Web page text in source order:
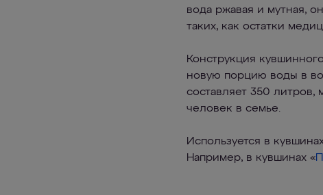
вода ржавая и мутная,
таких, как остатки
Конструкция
новую порцию воды в
составляет 350 литров,
человек в семье.
Используется в
Например, в кувшинах «